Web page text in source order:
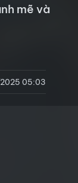
mẽ và
05:03